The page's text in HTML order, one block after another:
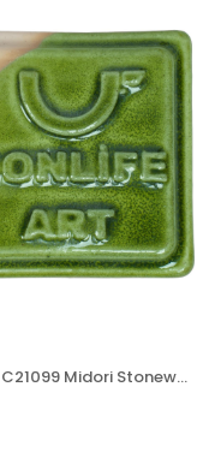
Bonlife C21099 Midori Stoneware Artistik Sır